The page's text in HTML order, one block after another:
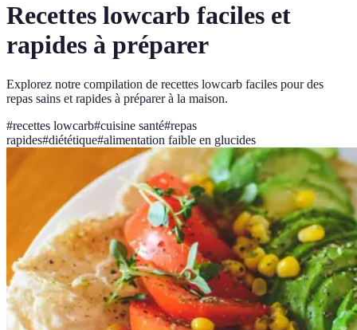
Recettes lowcarb faciles et
rapides à préparer
Explorez notre compilation de recettes lowcarb faciles pour des
repas sains et rapides à préparer à la maison.
#recettes lowcarb#cuisine santé#repas
rapides#diététique#alimentation faible en glucides